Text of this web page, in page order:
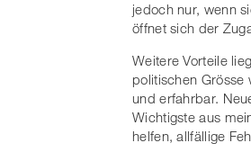
jedoch nur, wenn
öffnet sich der
Weitere Vorteile
politischen Grösse
und erfahrbar.
Wichtigste aus
helfen, allfällige